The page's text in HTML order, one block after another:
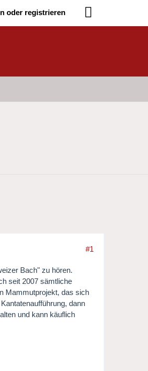
oder registrieren
#1
Bach" zu hören.
seit 2007 sämtliche
Mammutprojekt, das sich
dann
und kann käuflich